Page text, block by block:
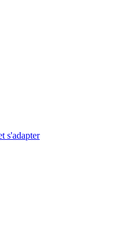
s'adapter